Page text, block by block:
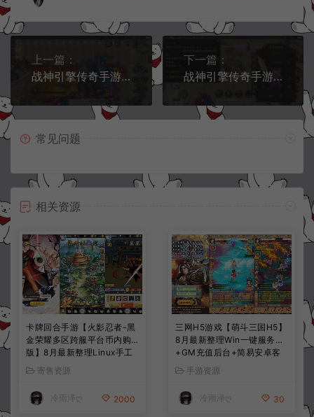
上一篇：
战神引擎传奇手游【至尊火龙六大陆修复版】7月最新整理Win一键服务端+加速网关+六大陆+多地图+多BOSS+自动回收+点天灯+炫酷光柱+GM充值后台+安卓苹果双端+详细搭建教程
下一篇：
战神引擎传奇手游【1.80东方不败精品战神白猪版】7月最新整理Win一键服务端+复刻经典地图+GM充值后台+安卓苹果双端+详细搭建教程
常见问题
相关资源
卡牌回合手游【火影忍者-黑
金荣耀多区跨服平台币内购
版】8月最新整理Linux手工
服务端+CDK授权后台+安卓
+详细搭建教程+视频教程
寄售资源
冷雨泽ღ 2000
三网H5游戏【萌斗三国H5】
8月最新整理Win一键服务端
+GM充值后台+简易安卓客
户端+详细搭建教程+视频教
程
手游资源
冷雨泽ღ 30